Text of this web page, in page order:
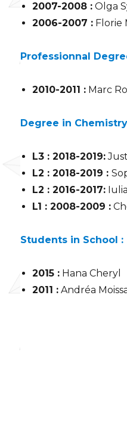
2007-2008 : Olga
2006-2007 : Florie
Professionnal
2010-2011 : Marc
Degree in
L3 : 2018-2019:
L2 : 2018-2019 :
L2 : 2016-2017:
L1 : 2008-2009 :
Students in School :
2015 : Hana Cheryl
2011 : Andréa